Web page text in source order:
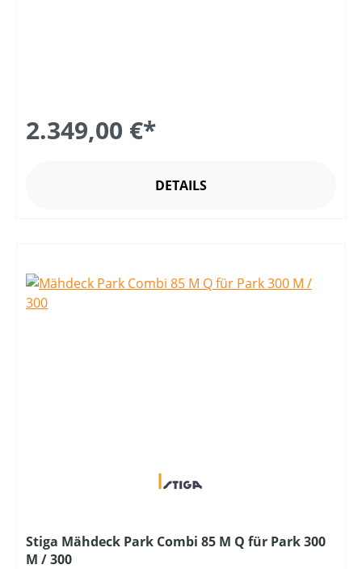
2.349,00 €*
DETAILS
Stiga Mähdeck Park Combi 85 M Q für Park 300
M / 300